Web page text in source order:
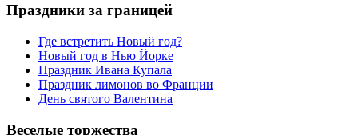
Праздники за границей
Где встретить Новый год?
Новый год в Нью Йорке
Праздник Ивана Купала
Праздник лимонов во Франции
День святого Валентина
Веселые торжества